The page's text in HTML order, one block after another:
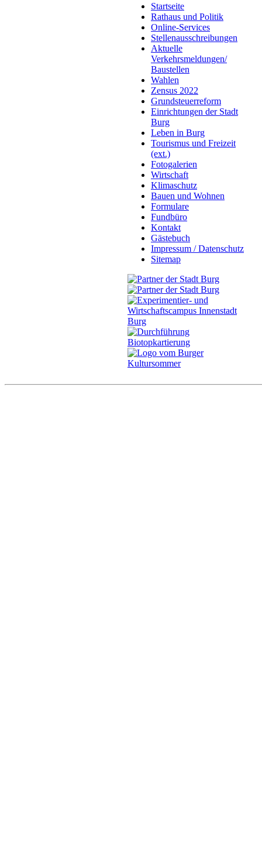
Startseite
Rathaus und Politik
Online-Services
Stellenausschreibungen
Aktuelle
Verkehrsmeldungen/
Baustellen
Wahlen
Zensus 2022
Grundsteuerreform
Einrichtungen der Stadt
Burg
Leben in Burg
Tourismus und Freizeit
(ext.)
Fotogalerien
Wirtschaft
Klimaschutz
Bauen und Wohnen
Formulare
Fundbüro
Kontakt
Gästebuch
Impressum / Datenschutz
Sitemap